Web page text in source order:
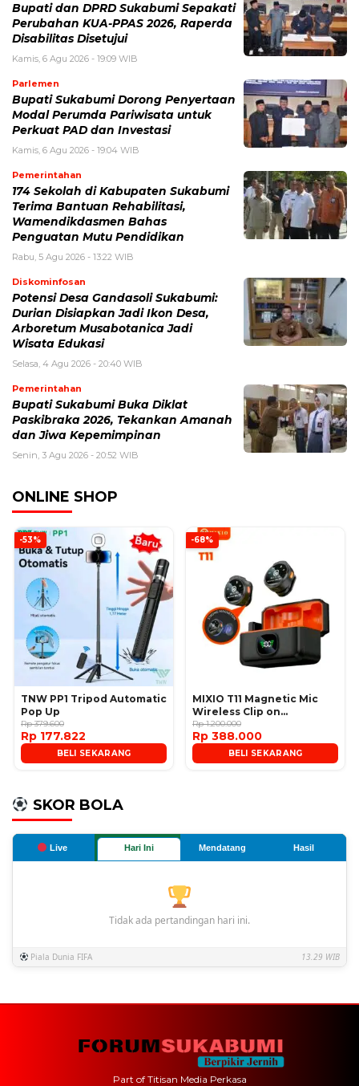
Bupati dan DPRD Sukabumi Sepakati
Perubahan KUA-PPAS 2026, Raperda
Disabilitas Disetujui
Kamis, 6 Agu 2026 - 19:09 WIB
Parlemen
Bupati Sukabumi Dorong Penyertaan
Modal Perumda Pariwisata untuk
Perkuat PAD dan Investasi
Kamis, 6 Agu 2026 - 19:04 WIB
Pemerintahan
174 Sekolah di Kabupaten Sukabumi
Terima Bantuan Rehabilitasi,
Wamendikdasmen Bahas
Penguatan Mutu Pendidikan
Rabu, 5 Agu 2026 - 13:22 WIB
Diskominfosan
Potensi Desa Gandasoli Sukabumi:
Durian Disiapkan Jadi Ikon Desa,
Arboretum Musabotanica Jadi
Wisata Edukasi
Selasa, 4 Agu 2026 - 20:40 WIB
Pemerintahan
Bupati Sukabumi Buka Diklat
Paskibraka 2026, Tekankan Amanah
dan Jiwa Kepemimpinan
Senin, 3 Agu 2026 - 20:52 WIB
ONLINE SHOP
-53%
TNW PP1 Tripod Automatic
Pop Up
Rp 379.600
Rp 177.822
BELI SEKARANG
-68%
MIXIO T11 Magnetic Mic
Wireless Clip on
Microphone
Rp 1.200.000
Rp 388.000
BELI SEKARANG
SKOR BOLA
Live Hari Ini Mendatang Hasil
Tidak ada pertandingan hari ini.
Piala Dunia FIFA 13.29 WIB
Part of Titisan Media Perkasa